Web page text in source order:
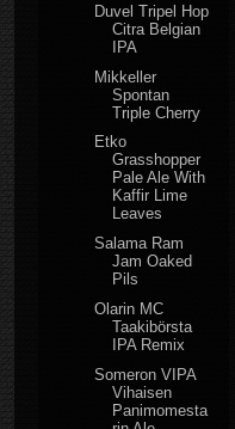
Duvel Tripel Hop
Citra Belgian
IPA
Mikkeller
Spontan
Triple Cherry
Etko
Grasshopper
Pale Ale With
Kaffir Lime
Leaves
Salama Ram
Jam Oaked
Pils
Olarin MC
Taakibörsta
IPA Remix
Someron VIPA
Vihaisen
Panimomesta